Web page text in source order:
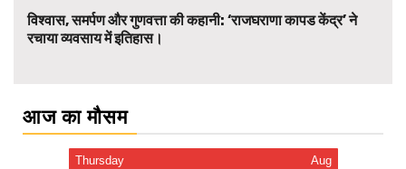
विश्वास, समर्पण और गुणवत्ता की कहानी: ‘राजघराणा कापड केंद्र’ ने
रचाया व्यवसाय में इतिहास।
आज का मौसम
Thursday Aug